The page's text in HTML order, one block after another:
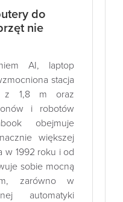
do
nie
AI, laptop
stacja
z 1,8 m oraz
i robotów
obejmuje
większej
w 1992 roku i od
sobie mocną
zarówno w
automatyki